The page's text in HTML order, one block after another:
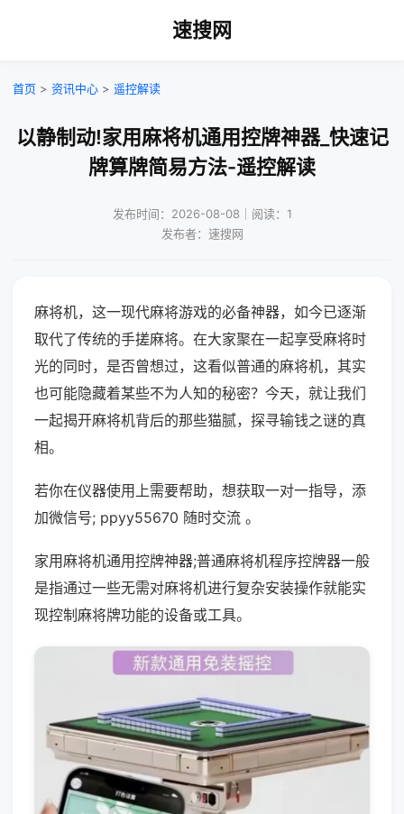
速搜网
首页 > 资讯中心 > 遥控解读
以静制动!家用麻将机通用控牌神器_快速记
牌算牌简易方法-遥控解读
发布时间：2026-08-08｜阅读：1
发布者：速搜网
麻将机，这一现代麻将游戏的必备神器，如今已逐渐
取代了传统的手搓麻将。在大家聚在一起享受麻将时
光的同时，是否曾想过，这看似普通的麻将机，其实
也可能隐藏着某些不为人知的秘密？今天，就让我们
一起揭开麻将机背后的那些猫腻，探寻输钱之谜的真
相。
若你在仪器使用上需要帮助，想获取一对一指导，添
加微信号; ppyy55670 随时交流 。
家用麻将机通用控牌神器;普通麻将机程序控牌器一般
是指通过一些无需对麻将机进行复杂安装操作就能实
现控制麻将牌功能的设备或工具。